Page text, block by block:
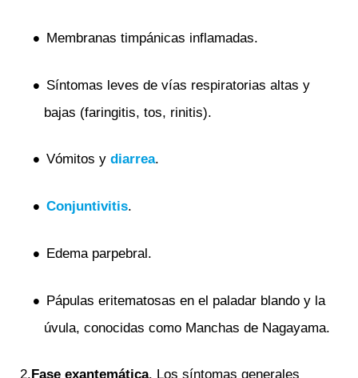
Membranas timpánicas inflamadas.
Síntomas leves de vías respiratorias altas y
bajas (faringitis, tos, rinitis).
Vómitos y diarrea.
Conjuntivitis.
Edema parpebral.
Pápulas eritematosas en el paladar blando y la
úvula, conocidas como Manchas de Nagayama.
2.Fase exantemática. Los síntomas generales